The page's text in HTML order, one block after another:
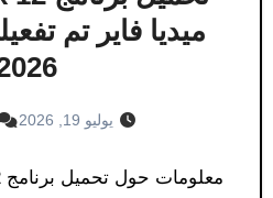
ميديا فاير تم
يوليو 19, 2026